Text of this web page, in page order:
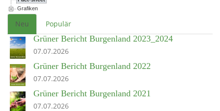
Grafiken
Neu Populär
Grüner Bericht Burgenland 2023_2024
07.07.2026
Grüner Bericht Burgenland 2022
07.07.2026
Grüner Bericht Burgenland 2021
07.07.2026